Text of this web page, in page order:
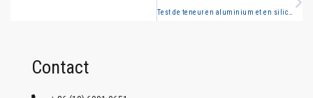
Test de teneur en aluminium et en silicium dans les résidus de combustion du charbon par le spectrophotomètre à absorbance atomique Persee A3F
Contact